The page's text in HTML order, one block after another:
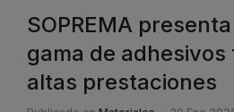
SOPREMA
gama de
altas prestaciones